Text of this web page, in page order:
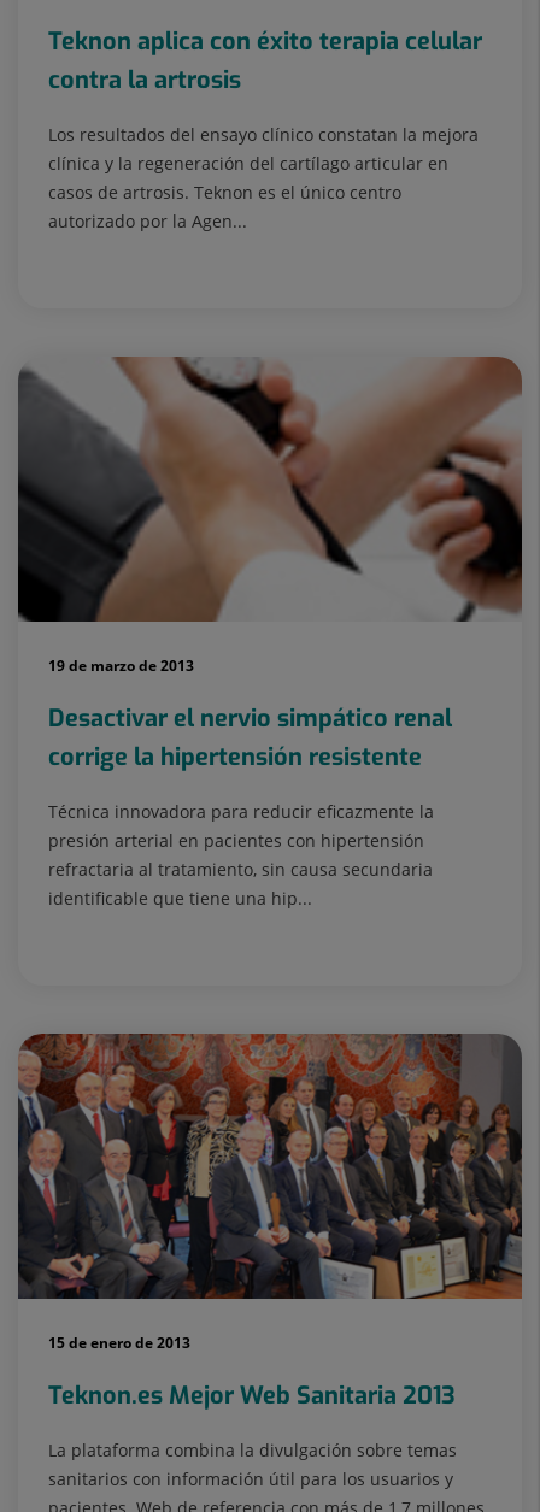
Teknon aplica con éxito terapia celular
contra la artrosis
Los resultados del ensayo clínico constatan la mejora
clínica y la regeneración del cartílago articular en
casos de artrosis. Teknon es el único centro
autorizado por la Agen...
19 de marzo de 2013
Desactivar el nervio simpático renal
corrige la hipertensión resistente
Técnica innovadora para reducir eficazmente la
presión arterial en pacientes con hipertensión
refractaria al tratamiento, sin causa secundaria
identificable que tiene una hip...
15 de enero de 2013
Teknon.es Mejor Web Sanitaria 2013
La plataforma combina la divulgación sobre temas
sanitarios con información útil para los usuarios y